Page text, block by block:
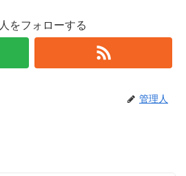
をフォローする
管理人